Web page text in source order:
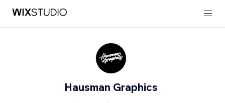
Hausman Graphics